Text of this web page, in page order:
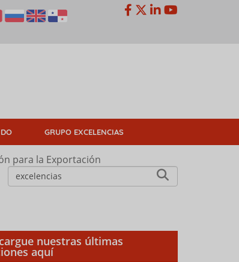
GRUPO EXCELENCIAS
para la Exportación
nuestras últimas
aquí